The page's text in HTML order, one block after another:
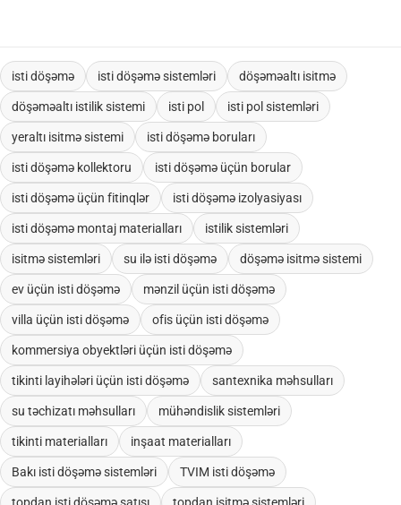
isti döşəmə isti döşəmə sistemləri döşəməaltı isitmə
döşəməaltı istilik sistemi isti pol isti pol sistemləri
yeraltı isitmə sistemi isti döşəmə boruları
isti döşəmə kollektoru isti döşəmə üçün borular
isti döşəmə üçün fitinqlər isti döşəmə izolyasiyası
isti döşəmə montaj materialları istilik sistemləri
isitmə sistemləri su ilə isti döşəmə döşəmə isitmə sistemi
ev üçün isti döşəmə mənzil üçün isti döşəmə
villa üçün isti döşəmə ofis üçün isti döşəmə
kommersiya obyektləri üçün isti döşəmə
tikinti layihələri üçün isti döşəmə santexnika məhsulları
su təchizatı məhsulları mühəndislik sistemləri
tikinti materialları inşaat materialları
Bakı isti döşəmə sistemləri TVIM isti döşəmə